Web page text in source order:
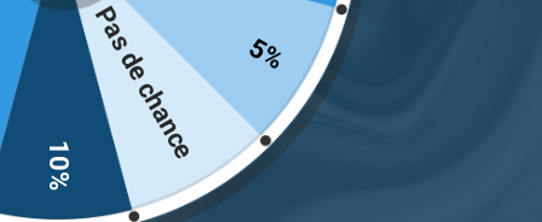
Chevalière pour femmes
5%
Pas de chance
10%